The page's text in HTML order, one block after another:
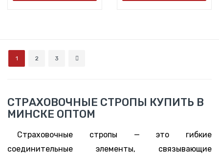
1 2 3
СТРАХОВОЧНЫЕ СТРОПЫ КУПИТЬ В
МИНСКЕ ОПТОМ
Страховочные стропы — это гибкие
соединительные элементы, связывающие